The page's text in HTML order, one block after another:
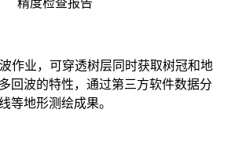
精度检查报告
业，可穿透树层同时获取树冠和地
回波的特性，通过第三方软件数据分
等地形测绘成果。